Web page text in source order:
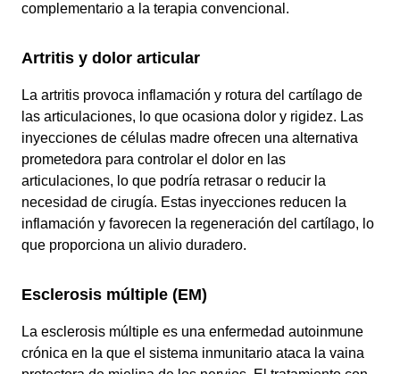
complementario a la terapia convencional.
Artritis y dolor articular
La artritis provoca inflamación y rotura del cartílago de
las articulaciones, lo que ocasiona dolor y rigidez. Las
inyecciones de células madre ofrecen una alternativa
prometedora para controlar el dolor en las
articulaciones, lo que podría retrasar o reducir la
necesidad de cirugía. Estas inyecciones reducen la
inflamación y favorecen la regeneración del cartílago, lo
que proporciona un alivio duradero.
Esclerosis múltiple (EM)
La esclerosis múltiple es una enfermedad autoinmune
crónica en la que el sistema inmunitario ataca la vaina